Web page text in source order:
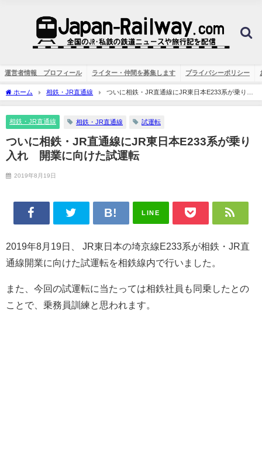
運営者情報 プロフィール ライター・仲間を募集します プライバシーポリシー
ホーム 相鉄・JR直通線
ついに相鉄・JR直通線にJR東日本E233系が乗り入
れ 開業に向けた試運転
相鉄・JR直通線 相鉄・JR直通線 試運転
ついに相鉄・JR直通線にJR東日本E233系が乗り
入れ 開業に向けた試運転
2019年8月19日
LINE
2019年8月19日、 JR東日本の埼京線E233系が相鉄・JR直
通線開業に向けた試運転を相鉄線内で行いました。
また、今回の試運転に当たっては相鉄社員も同乗したとの
ことで、乗務員訓練と思われます。